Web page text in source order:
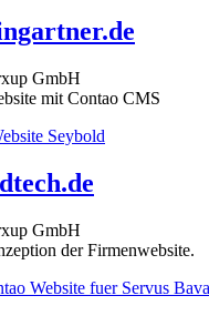
GmbH
mit Contao CMS
GmbH
der Firmenwebsite.